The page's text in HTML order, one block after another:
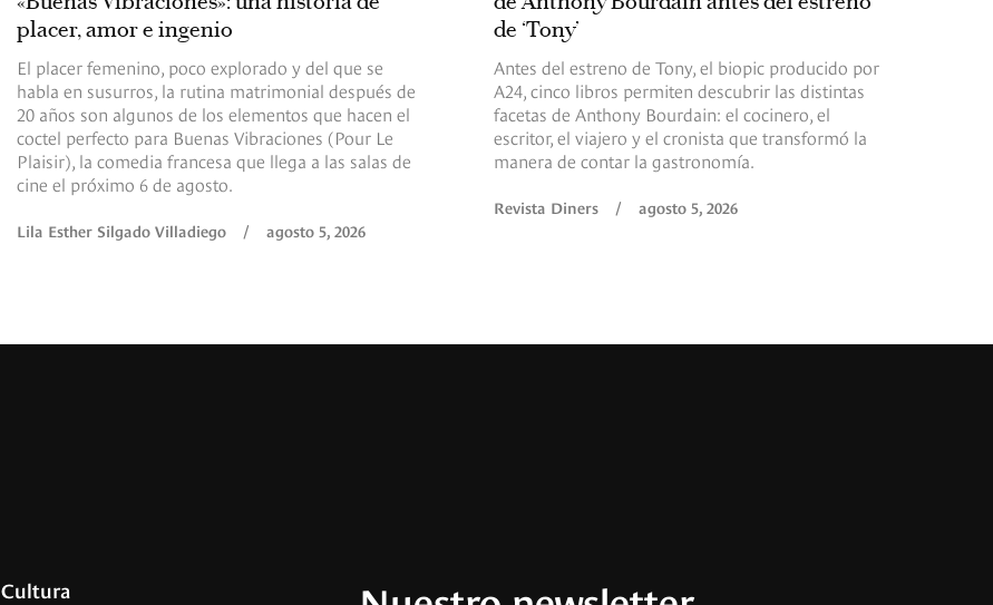
placer, amor e ingenio
El placer femenino, poco explorado y del que se
habla en susurros, la rutina matrimonial después de
20 años son algunos de los elementos que hacen el
coctel perfecto para Buenas Vibraciones (Pour Le
Plaisir), la comedia francesa que llega a las salas de
cine el próximo 6 de agosto.
Lila Esther Silgado Villadiego / agosto 5, 2026
de ‘Tony’
Antes del estreno de Tony, el biopic producido por
A24, cinco libros permiten descubrir las distintas
facetas de Anthony Bourdain: el cocinero, el
escritor, el viajero y el cronista que transformó la
manera de contar la gastronomía.
Revista Diners / agosto 5, 2026
Cultura